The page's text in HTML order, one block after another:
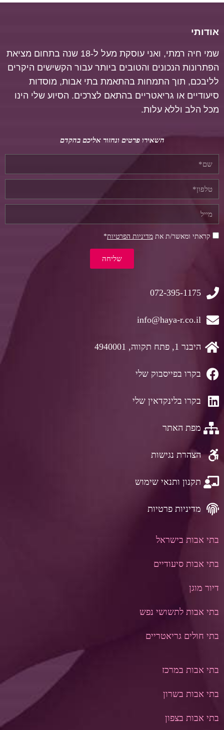
אודותי
שמי חיה רמתי, ואני עוסקת מעל ל-18 שנה בתחום מציאת
הפתרונות הנכונים והטובים ביותר עבור הקשישים היקרים
לליבכם, תוך התמחות בהתאמת בתי אבות, מוסדות
סיעודיים או גריאטריים בהתאם לצרכים. הסיוע שלי הינו
מכל הלב וללא עלות.
השאירו פרטים ונחזור אליכם בהקדם
קראתי ומאשר/ת את מדיניות הפרטיות*
שליחה
072-395-1175
info@haya-r.co.il
היבנר 1, פתח תקווה, 4940001
בקרו בפייסבוק שלי
בקרו בלינקדאין שלי
מפת האתר
הצהרת נגישות
תקנון ותנאי שימוש
מדיניות פרטיות
בתי אבות בישראל
בתי אבות סיעודיים
דיור מוגן
בתי אבות לתשושי נפש
בתי חולים גריאטריים
בתי אבות במרכז
בתי אבות בשרון
בתי אבות בצפון